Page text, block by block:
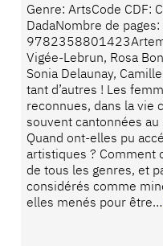
Genre: ArtsCode CDF:
DadaNombre de
Vigée-Lebrun, Rosa
Sonia Delaunay,
tant d’autres ! Les
reconnues, dans la vie
souvent cantonnées
Quand ont-elles pu
artistiques ? Comment
de tous les genres, et
considérés comme
elles menés pour être…